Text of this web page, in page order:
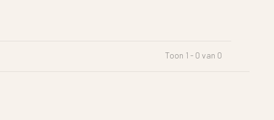
Toon 1 - 0 van 0